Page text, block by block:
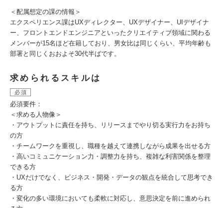
＜配属想定の課の情報＞
エクスペリエンス課はUXディレクター、UXデザイナー、UIデザイナ
ー、フロントエンドエンジニアといったクリエイティブ領域に関わる
メンバーが15名ほど在籍しており、男女比は同じくらい、平均年齢も
部署と同じくおおよそ30代半ばです。
求められるスキルは
必須
必須要件：
＜求める人物像＞
・アウトプットに責任を持ち、リリースまでやり切る実行力をお持ち
の方
・チームワークを重視し、職種を越えて連携しながら成果を出せる方
・高いコミュニケーション力・調整力を持ち、複雑な利害関係を整理
できる方
・UXだけでなく、ビジネス・開発・データの観点を統合して思考でき
る方
・変化の多い環境においても柔軟に対応し、意思決定を前に進められ